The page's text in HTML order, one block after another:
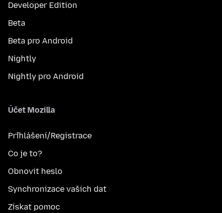
Developer Edition
Beta
Beta pro Android
Nightly
Nightly pro Android
Účet Mozilla
Přihlášení/Registrace
Co je to?
Obnovit heslo
Synchronizace vašich dat
Získat pomoc